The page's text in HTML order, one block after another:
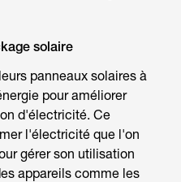
solaire
panneaux solaires à
pour améliorer
d'électricité. Ce
l'électricité que l'on
gérer son utilisation
appareils comme les